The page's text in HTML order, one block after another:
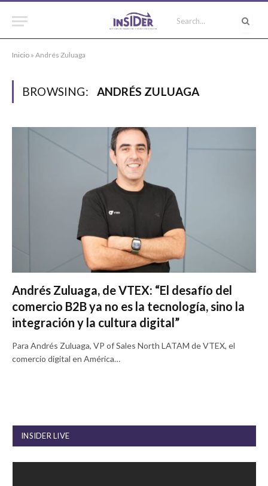
Inicio » Andrés Zuluaga
BROWSING: ANDRÉS ZULUAGA
Andrés Zuluaga, de VTEX: “El desafío del
comercio B2B ya no es la tecnología, sino la
integración y la cultura digital”
Para Andrés Zuluaga, VP of Sales North LATAM de VTEX, el
comercio digital en América…
INSIDER LIVE